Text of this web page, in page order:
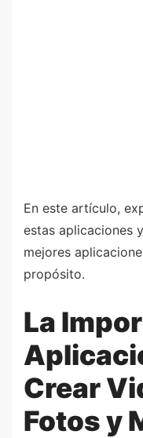
En este artículo,
estas aplicaciones
mejores
propósito.
La
Crear
Fotos y